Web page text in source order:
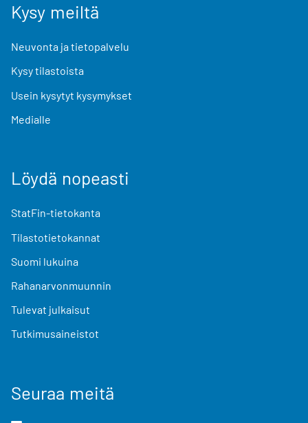
Kysy meiltä
Neuvonta ja tietopalvelu
Kysy tilastoista
Usein kysytyt kysymykset
Medialle
Löydä nopeasti
StatFin-tietokanta
Tilastotietokannat
Suomi lukuina
Rahanarvonmuunnin
Tulevat julkaisut
Tutkimusaineistot
Seuraa meitä